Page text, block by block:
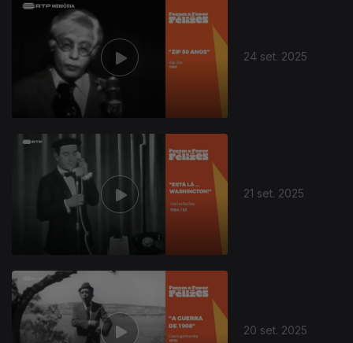
24 set. 2025
21 set. 2025
20 set. 2025